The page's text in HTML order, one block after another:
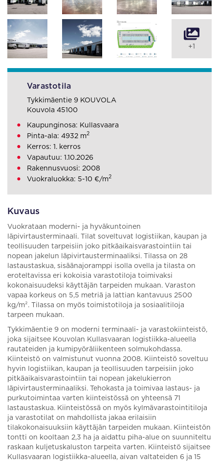
Kuvaus
Vuokrataan moderni- ja hyväkuntoinen
läpivirtausterminaali. Tilat soveltuvat logistiikan, kaupan ja
teollisuuden tarpeisiin joko pitkäaikaisvarastointiin tai
nopean jakelun läpivirtausterminaaliksi. Tilassa on 28
lastaustaskua, sisäänajoramppi isolla ovella ja tilasta on
eroteltavissa eri kokoisia varastotiloja toimivaksi
kokonaisuudeksi käyttäjän tarpeiden mukaan. Varaston
vapaa korkeus on 5,5 metriä ja lattian kantavuus 2500
kg/m². Tilassa on myös toimistotiloja ja sosiaalitiloja
tarpeen mukaan.
Tykkimäentie 9 on moderni terminaali- ja varastokiinteistö,
joka sijaitsee Kouvolan Kullasvaaran logistiikka-alueella
rautateiden ja kumipyöräliikenteen solmukohdassa.
Kiinteistö on valmistunut vuonna 2008. Kiinteistö soveltuu
hyvin logistiikan, kaupan ja teollisuuden tarpeisiin joko
pitkäaikaisvarastointiin tai nopean jakelukierron
läpivirtausterminaaliksi. Tehokasta ja toimivaa lastaus- ja
purkutoimintaa varten kiinteistössä on yhteensä 71
lastaustaskua. Kiinteistössä on myös kylmävarastointitiloja
ja varastotilat on mahdollista jakaa erilaisiin
tilakokonaisuuksiin käyttäjän tarpeiden mukaan. Kiinteistön
tontti on kooltaan 2,3 ha ja aidattu piha-alue on suunniteltu
raskaan kuljetuskaluston tarpeita varten. Kiinteistö sijaitsee
Kullasvaaran logistiikka-alueella, aivan valtateiden 6 ja 15
+1
Varastotila
Tykkimäentie 9 KOUVOLA
Kouvola 45100
Kaupunginosa: Kullasvaara
Pinta-ala: 4932 m2
Kerros: 1. kerros
Vapautuu: 1.10.2026
Rakennusvuosi: 2008
Vuokraluokka: 5-10 €/m2